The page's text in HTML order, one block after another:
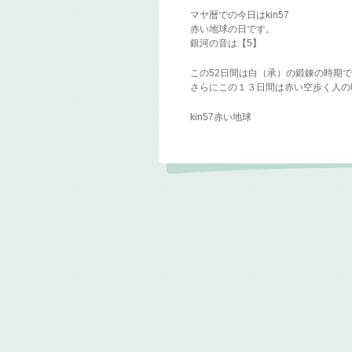
マヤ暦での今日はkin57
赤い地球の日です。
銀河の音は【5】
この52日間は白（承）の鍛錬の時期で
さらにこの１３日間は赤い空歩く人の
kin57赤い地球